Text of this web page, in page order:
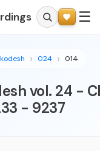
☰
024 014
vol. 24 -
- 9237